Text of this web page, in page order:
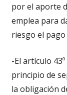
por el aporte
emplea para
riesgo el
-El artículo
principio de
la obligación